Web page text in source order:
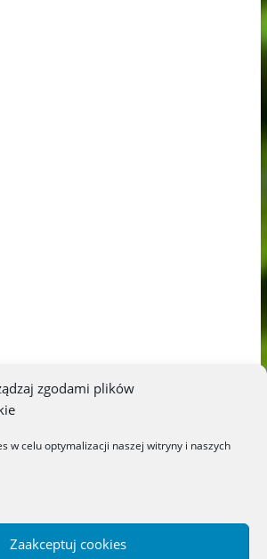
zgodami plików
w celu optymalizacji naszej witryny i naszych
Zaakceptuj cookies